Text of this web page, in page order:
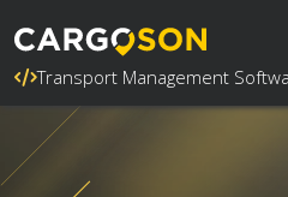
Transport Management